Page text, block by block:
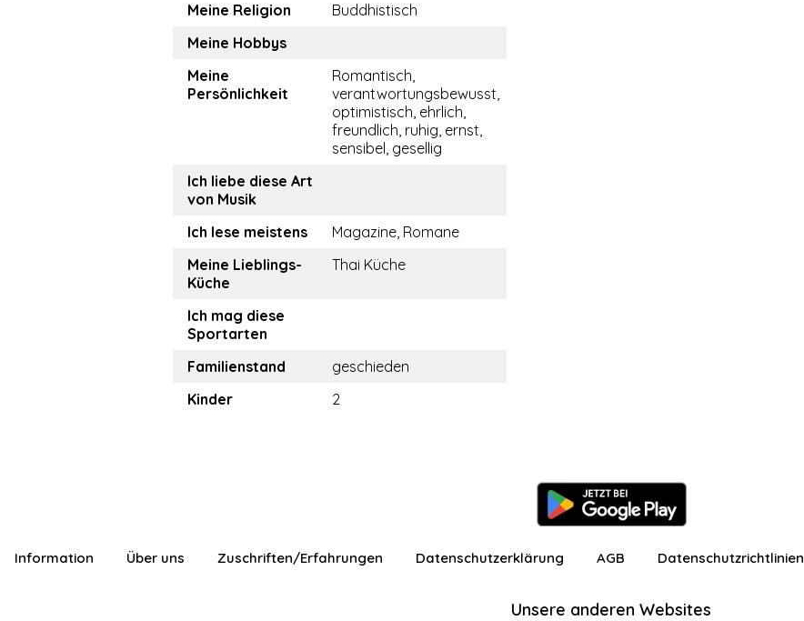
Meine Religion
Buddhistisch
Meine Hobbys
Meine
Persönlichkeit
Romantisch,
verantwortungsbewusst,
optimistisch, ehrlich,
freundlich, ruhig, ernst,
sensibel, gesellig
Ich liebe diese Art
von Musik
Ich lese meistens
Magazine, Romane
Meine Lieblings-
Küche
Thai Küche
Ich mag diese
Sportarten
Familienstand
geschieden
Kinder
2
Information Über uns Zuschriften/Erfahrungen Datenschutzerklärung AGB Datenschutzrichtlinien
Unsere anderen Websites